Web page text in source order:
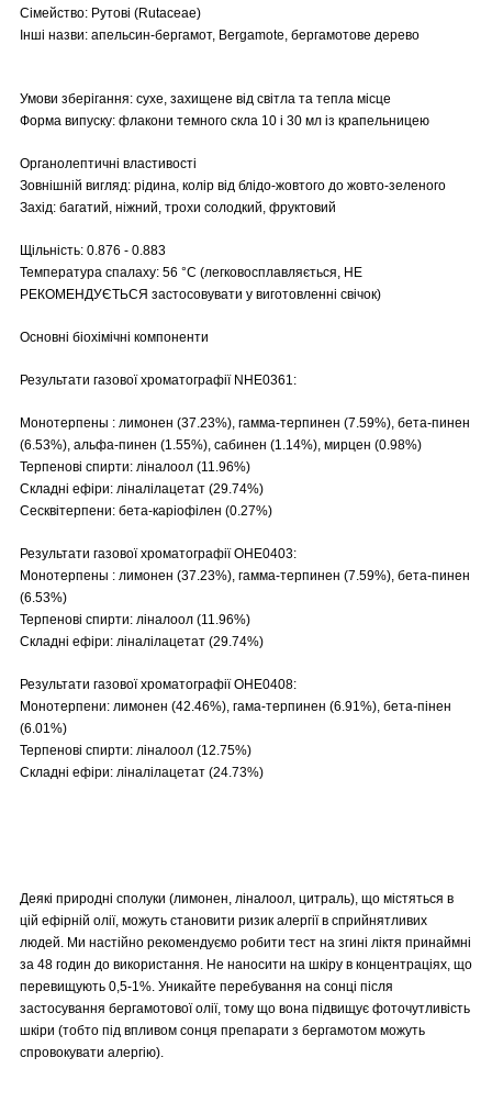
Сімейство: Рутові (Rutaceae)
Інші назви: апельсин-бергамот, Bergamote, бергамотове дерево
Умови зберігання: сухе, захищене від світла та тепла місце
Форма випуску: флакони темного скла 10 і 30 мл із крапельницею
Органолептичні властивості
Зовнішній вигляд: рідина, колір від блідо-жовтого до жовто-зеленого
Захід: багатий, ніжний, трохи солодкий, фруктовий
Щільність: 0.876 - 0.883
Температура спалаху: 56 °C (легковосплавляється, НЕ
РЕКОМЕНДУЄТЬСЯ застосовувати у виготовленні свічок)
Основні біохімічні компоненти
Результати газової хроматографії NHE0361:
Монотерпены : лимонен (37.23%), гамма-терпинен (7.59%), бета-пинен
(6.53%), альфа-пинен (1.55%), сабинен (1.14%), мирцен (0.98%)
Терпенові спирти: ліналоол (11.96%)
Складні ефіри: ліналілацетат (29.74%)
Сесквітерпени: бета-каріофілен (0.27%)
Результати газової хроматографії OHE0403:
Монотерпены : лимонен (37.23%), гамма-терпинен (7.59%), бета-пинен
(6.53%)
Терпенові спирти: ліналоол (11.96%)
Складні ефіри: ліналілацетат (29.74%)
Результати газової хроматографії OHE0408:
Монотерпени: лимонен (42.46%), гама-терпинен (6.91%), бета-пінен
(6.01%)
Терпенові спирти: ліналоол (12.75%)
Складні ефіри: ліналілацетат (24.73%)
Деякі природні сполуки (лимонен, ліналоол, цитраль), що містяться в
цій ефірній олії, можуть становити ризик алергії в сприйнятливих
людей. Ми настійно рекомендуємо робити тест на згині ліктя принаймні
за 48 годин до використання. Не наносити на шкіру в концентраціях, що
перевищують 0,5-1%. Уникайте перебування на сонці після
застосування бергамотової олії, тому що вона підвищує фоточутливість
шкіри (тобто під впливом сонця препарати з бергамотом можуть
спровокувати алергію).